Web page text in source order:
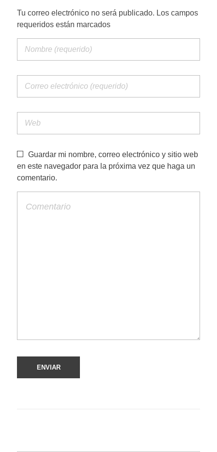
PORTFOLIO WEB
Tu correo electrónico no será publicado. Los campos
requeridos están marcados
Guardar mi nombre, correo electrónico y sitio web
en este navegador para la próxima vez que haga un
comentario.